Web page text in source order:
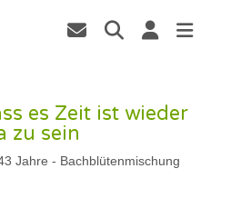
es Zeit ist wieder
zu sein
Jahre- Bachblütenmischung